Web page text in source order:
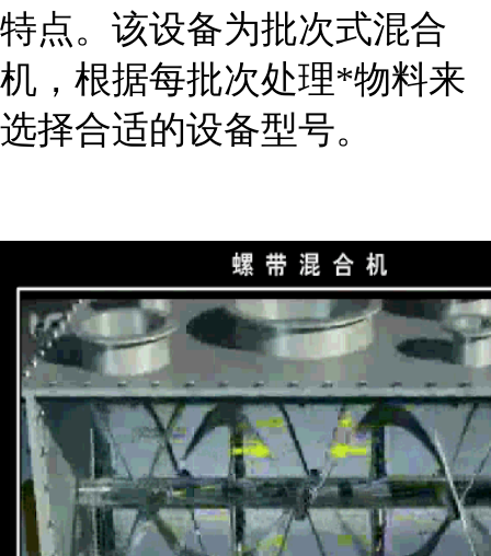
特点。该设备为批次式混合
机，根据每批次处理*物料来
选择合适的设备型号。